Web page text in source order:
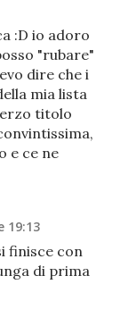
:D io adoro
"rubare"
dire che i
mia lista
titolo
e ce ne
19:13
finisce con
di prima